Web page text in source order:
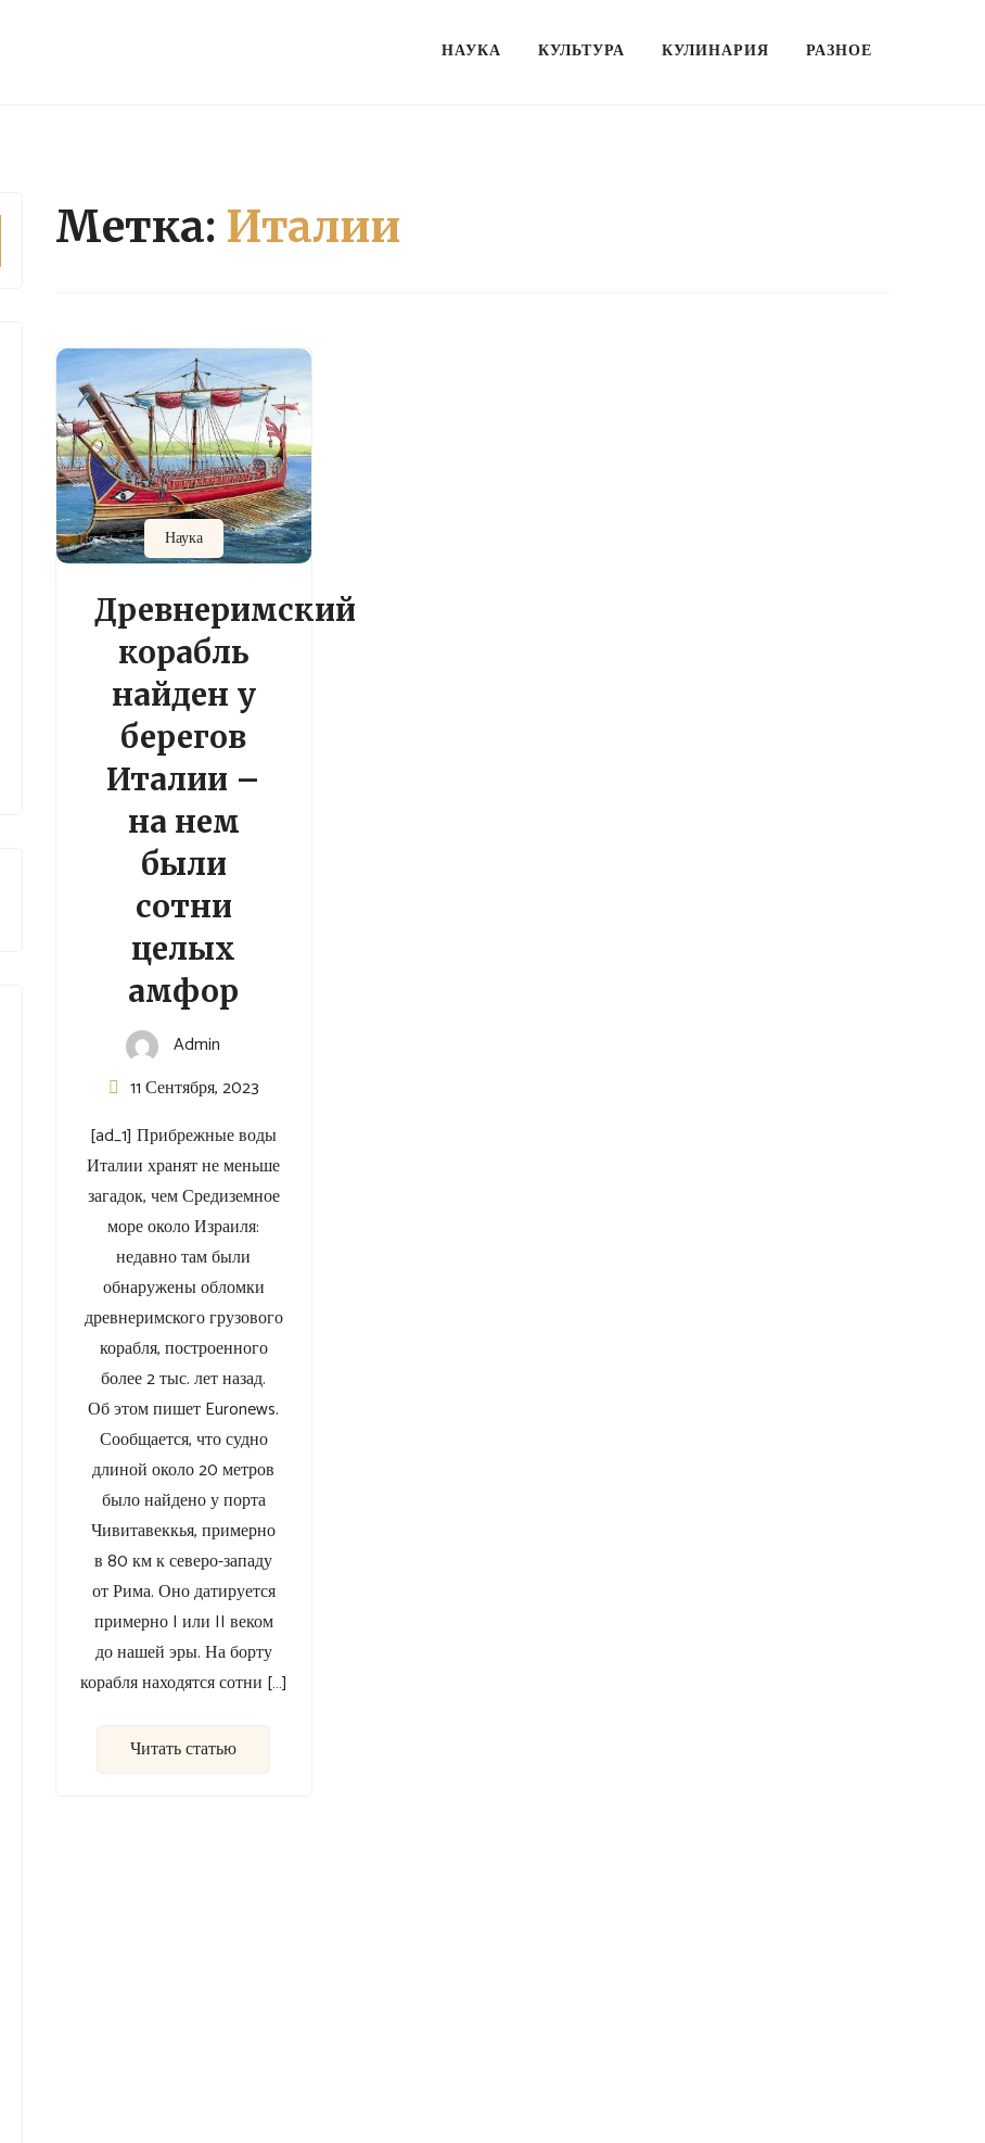
НАУКА КУЛЬТУРА КУЛИНАРИЯ РАЗНОЕ
Метка: Италии
Наука
Древнеримский
корабль
найден у
берегов
Италии –
на нем
были
сотни
целых
амфор
Admin
11 Сентября, 2023
[ad_1] Прибрежные воды
Италии хранят не меньше
загадок, чем Средиземное
море около Израиля:
недавно там были
обнаружены обломки
древнеримского грузового
корабля, построенного
более 2 тыс. лет назад.
Об этом пишет Euronews.
Сообщается, что судно
длиной около 20 метров
было найдено у порта
Чивитавеккья, примерно
в 80 км к северо-западу
от Рима. Оно датируется
примерно I или II веком
до нашей эры. На борту
корабля находятся сотни […]
Читать статью